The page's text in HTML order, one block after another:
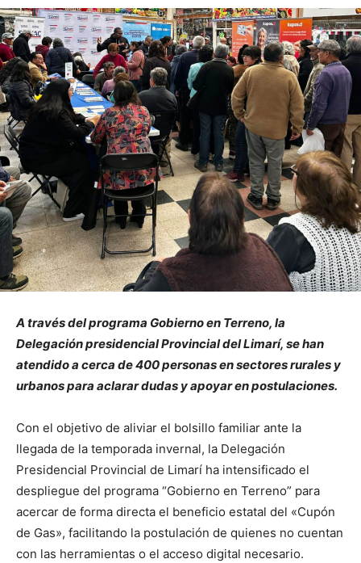
A través del programa Gobierno en Terreno, la
Delegación presidencial Provincial del Limarí, se han
atendido a cerca de 400 personas en sectores rurales y
urbanos para aclarar dudas y apoyar en postulaciones.
Con el objetivo de aliviar el bolsillo familiar ante la
llegada de la temporada invernal, la Delegación
Presidencial Provincial de Limarí ha intensificado el
despliegue del programa “Gobierno en Terreno” para
acercar de forma directa el beneficio estatal del «Cupón
de Gas», facilitando la postulación de quienes no cuentan
con las herramientas o el acceso digital necesario.